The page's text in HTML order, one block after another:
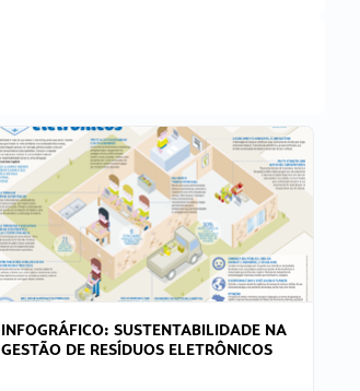
INFOGRÁFICO: SUSTENTABILIDADE NA
GESTÃO DE RESÍDUOS ELETRÔNICOS